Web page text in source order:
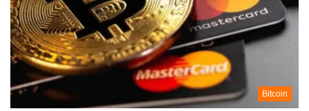
Bitcoin